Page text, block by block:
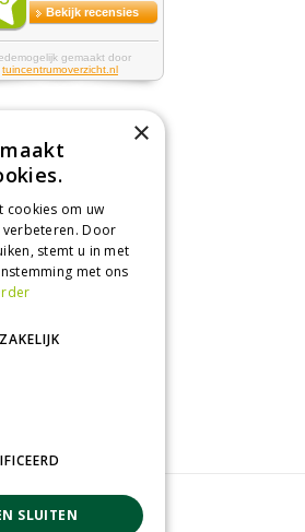
Nieuws
Tuintips
Tuincentrum
Tuinplanten
GroenRijk Zevenaar
×
cookies om uw
Door
stemt u in met
met ons
SLUITEN